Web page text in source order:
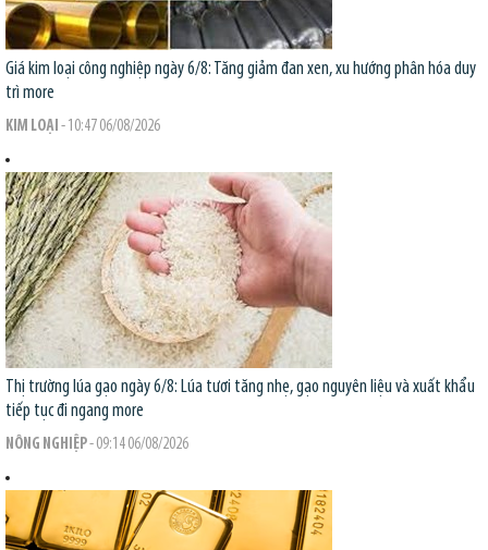
Giá kim loại công nghiệp ngày 6/8: Tăng giảm đan xen, xu hướng phân hóa duy
trì more
KIM LOẠI - 10:47 06/08/2026
Thị trường lúa gạo ngày 6/8: Lúa tươi tăng nhẹ, gạo nguyên liệu và xuất khẩu
tiếp tục đi ngang more
NÔNG NGHIỆP- 09:14 06/08/2026